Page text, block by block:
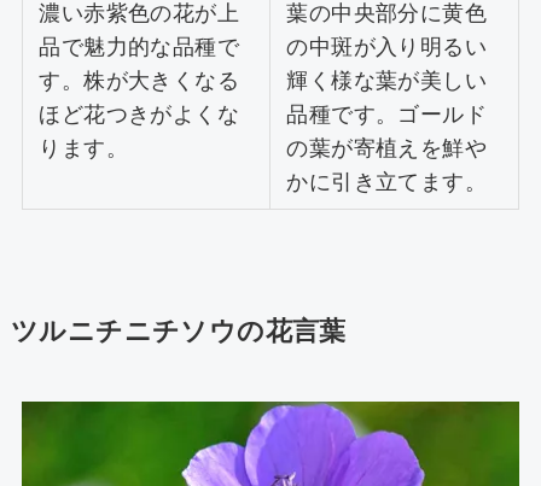
濃い赤紫色の花が上
品で魅力的な品種で
す。株が大きくなる
ほど花つきがよくな
ります。
葉の中央部分に黄色
の中斑が入り明るい
輝く様な葉が美しい
品種です。ゴールド
の葉が寄植えを鮮や
かに引き立てます。
ツルニチニチソウの花言葉